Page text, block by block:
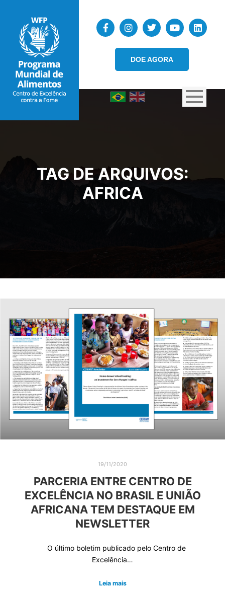
DOE AGORA
TAG DE ARQUIVOS:
AFRICA
19/11/2020
PARCERIA ENTRE CENTRO DE
EXCELÊNCIA NO BRASIL E UNIÃO
AFRICANA TEM DESTAQUE EM
NEWSLETTER
O último boletim publicado pelo Centro de
Excelência…
Leia mais